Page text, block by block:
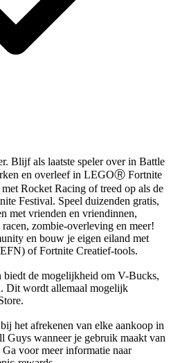
Blijf als laatste speler over in Battle
en overleef in LEGOⓇ Fortnite
Rocket Racing of treed op als de
Festival. Speel duizenden gratis,
met vrienden en vriendinnen,
zombie-overleving en meer!
en bouw je eigen eiland met
of Fortnite Creatief-tools.
biedt de mogelijkheid om V-Bucks,
Dit wordt allemaal mogelijk
het afrekenen van elke aankoop in
Guys wanneer je gebruik maakt van
voor meer informatie naar